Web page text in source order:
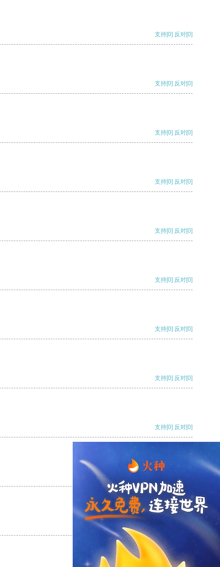
支持[0] 反对[0]
支持[0] 反对[0]
支持[0] 反对[0]
支持[0] 反对[0]
支持[0] 反对[0]
支持[0] 反对[0]
支持[0] 反对[0]
支持[0] 反对[0]
支持[0] 反对[0]
反对